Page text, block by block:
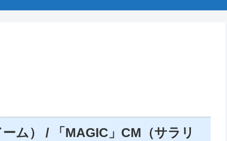
ム） / 「MAGIC」CM（サラリ